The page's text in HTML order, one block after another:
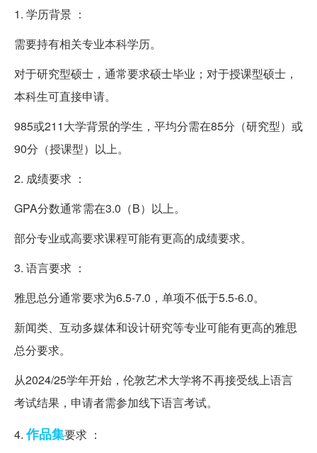
1. 学历背景 ：
需要持有相关专业本科学历。
对于研究型硕士，通常要求硕士毕业；对于授课型硕士，
本科生可直接申请。
985或211大学背景的学生，平均分需在85分（研究型）或
90分（授课型）以上。
2. 成绩要求 ：
GPA分数通常需在3.0（B）以上。
部分专业或高要求课程可能有更高的成绩要求。
3. 语言要求 ：
雅思总分通常要求为6.5-7.0，单项不低于5.5-6.0。
新闻类、互动多媒体和设计研究等专业可能有更高的雅思
总分要求。
从2024/25学年开始，伦敦艺术大学将不再接受线上语言
考试结果，申请者需参加线下语言考试。
4.作品集要求 ：